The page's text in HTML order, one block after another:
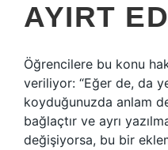
AYIRT
Öğrencilere bu konu
veriliyor: “Eğer de, da
koyduğunuzda anlam
bağlaçtır ve ayrı
değişiyorsa, bu bir